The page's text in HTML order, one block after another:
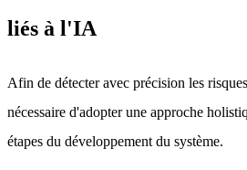
liés à l'IA
Afin de détecter avec précision les
nécessaire d'adopter une approche
étapes du développement du système.